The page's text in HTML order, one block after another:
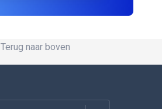
Terug naar boven